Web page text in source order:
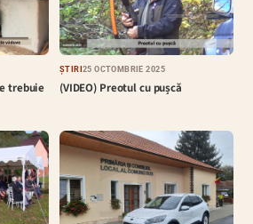
trebuie
ȘTIRI25 OCTOMBRIE 2025
(VIDEO) Preotul cu pușcă